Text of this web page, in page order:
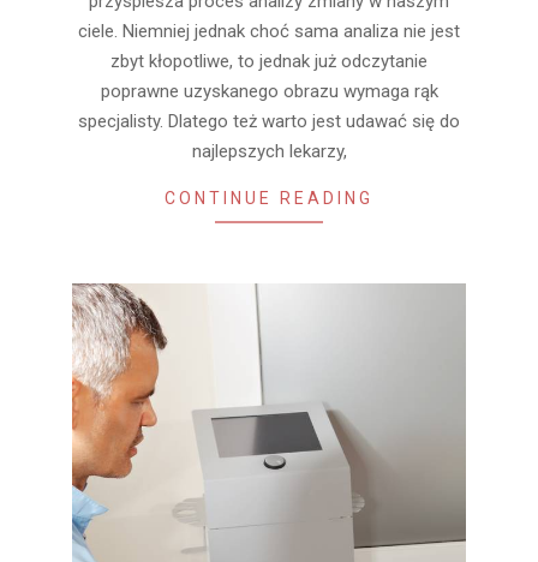
ciele. Niemniej jednak choć sama analiza nie jest
zbyt kłopotliwe, to jednak już odczytanie
poprawne uzyskanego obrazu wymaga rąk
specjalisty. Dlatego też warto jest udawać się do
najlepszych lekarzy,
CONTINUE READING